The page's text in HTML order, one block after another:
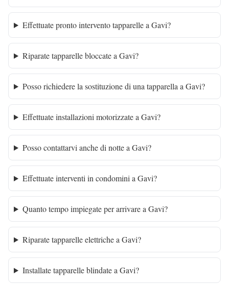
Effettuate pronto intervento tapparelle a Gavi?
Riparate tapparelle bloccate a Gavi?
Posso richiedere la sostituzione di una tapparella a Gavi?
Effettuate installazioni motorizzate a Gavi?
Posso contattarvi anche di notte a Gavi?
Effettuate interventi in condomini a Gavi?
Quanto tempo impiegate per arrivare a Gavi?
Riparate tapparelle elettriche a Gavi?
Installate tapparelle blindate a Gavi?